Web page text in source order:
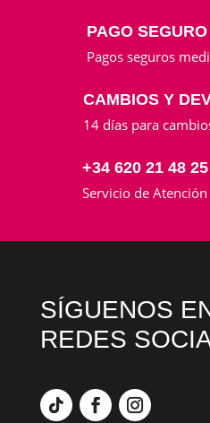
PAGO SEGURO
Pagos seguros
CAMBIOS Y
14 días para
+34 620 21 48 25
Servicio de
SÍGUENOS
REDES